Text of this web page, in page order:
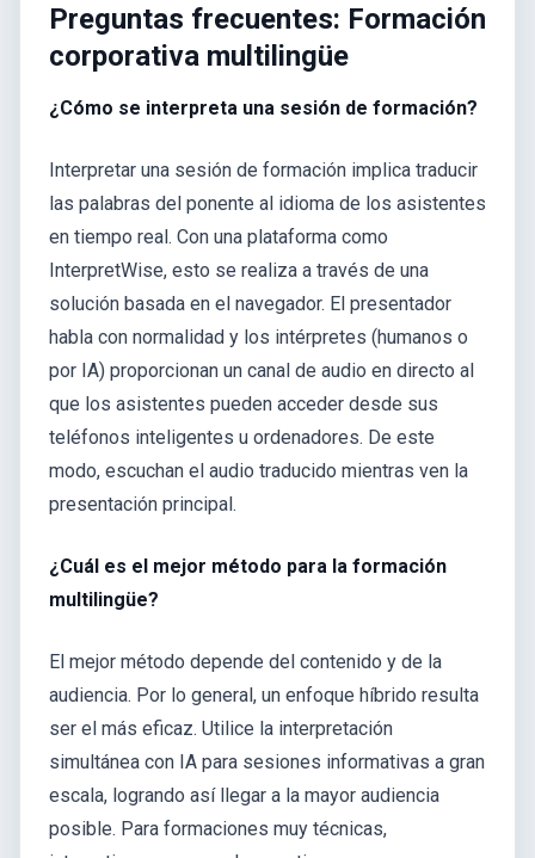
Preguntas frecuentes: Formación
corporativa multilingüe
¿Cómo se interpreta una sesión de formación?
Interpretar una sesión de formación implica traducir
las palabras del ponente al idioma de los asistentes
en tiempo real. Con una plataforma como
InterpretWise, esto se realiza a través de una
solución basada en el navegador. El presentador
habla con normalidad y los intérpretes (humanos o
por IA) proporcionan un canal de audio en directo al
que los asistentes pueden acceder desde sus
teléfonos inteligentes u ordenadores. De este
modo, escuchan el audio traducido mientras ven la
presentación principal.
¿Cuál es el mejor método para la formación
multilingüe?
El mejor método depende del contenido y de la
audiencia. Por lo general, un enfoque híbrido resulta
ser el más eficaz. Utilice la interpretación
simultánea con IA para sesiones informativas a gran
escala, logrando así llegar a la mayor audiencia
posible. Para formaciones muy técnicas,